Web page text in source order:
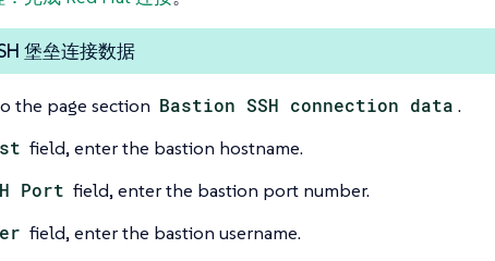
堡垒连接数据
the page section Bastion SSH connection data .
field, enter the bastion hostname.
Port field, enter the bastion port number.
field, enter the bastion username.